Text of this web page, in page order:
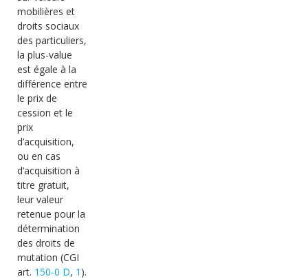
mobilières et
droits sociaux
des particuliers,
la plus-value
est égale à la
différence entre
le prix de
cession et le
prix
d’acquisition,
ou en cas
d’acquisition à
titre gratuit,
leur valeur
retenue pour la
détermination
des droits de
mutation (CGI
art. 150-0 D, 1 ).